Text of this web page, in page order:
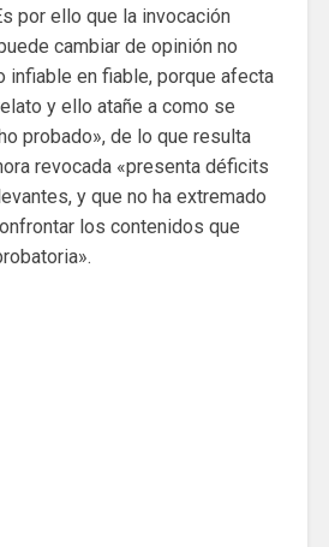
por ello que la invocación
cambiar de opinión no
infiable en fiable, porque afecta
y ello atañe a como se
probado», de lo que resulta
revocada «presenta déficits
y que no ha extremado
los contenidos que